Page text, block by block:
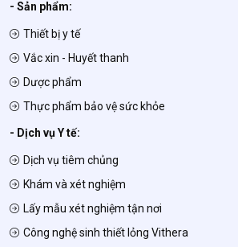
- Sản phẩm:
Thiết bị y tế
Vắc xin - Huyết thanh
Dược phẩm
Thực phẩm bảo vệ sức khỏe
- Dịch vụ Y tế:
Dịch vụ tiêm chủng
Khám và xét nghiệm
Lấy mẫu xét nghiệm tận nơi
Công nghệ sinh thiết lỏng Vithera